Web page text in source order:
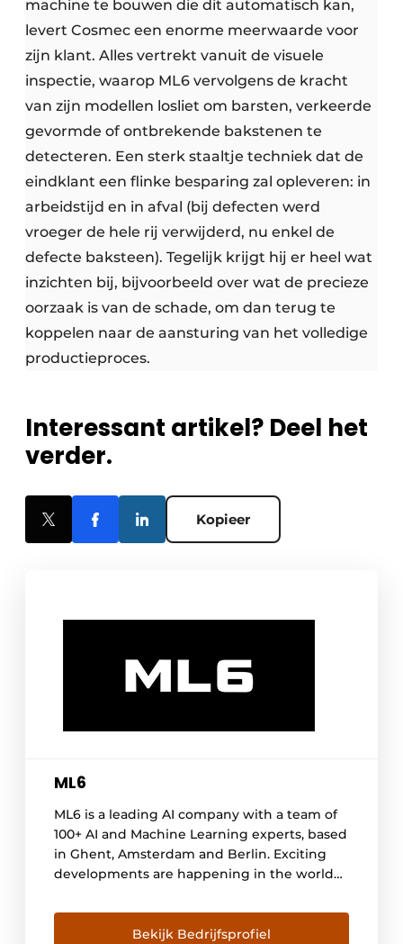
machine te bouwen die dit automatisch kan,
levert Cosmec een enorme meerwaarde voor
zijn klant. Alles vertrekt vanuit de visuele
inspectie, waarop ML6 vervolgens de kracht
van zijn modellen losliet om barsten, verkeerde
gevormde of ontbrekende bakstenen te
detecteren. Een sterk staaltje techniek dat de
eindklant een flinke besparing zal opleveren: in
arbeidstijd en in afval (bij defecten werd
vroeger de hele rij verwijderd, nu enkel de
defecte baksteen). Tegelijk krijgt hij er heel wat
inzichten bij, bijvoorbeeld over wat de precieze
oorzaak is van de schade, om dan terug te
koppelen naar de aansturing van het volledige
productieproces.
Interessant artikel? Deel het
verder.
Kopieer
ML6
ML6 is a leading AI company with a team of
100+ AI and Machine Learning experts, based
in Ghent, Amsterdam and Berlin. Exciting
developments are happening in the world
for businesses to innovate and gain a
competitive edge. Now more than ever is
Bekijk Bedrijfsprofiel